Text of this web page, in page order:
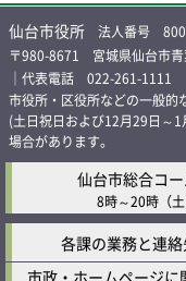
仙台市役所 法人番号
〒980-8671 宮城県仙台市
｜代表電話 022-261-1111
市役所・区役所などの一般的
(土日祝日および12月29日～
場合があります。
仙台市総合コ
8時～20時 （
各課の業務と連
市政・ホームページに